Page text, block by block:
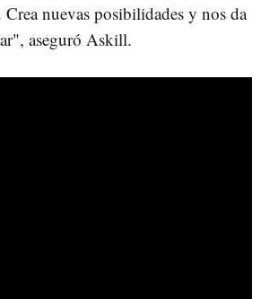
Crea nuevas posibilidades y nos da
aseguró Askill.